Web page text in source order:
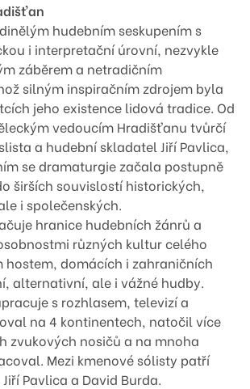
hudebním seskupením s
i interpretační úrovní, nezvykle
záběrem a netradičním
silným inspiračním zdrojem byla
jeho existence lidová tradice. Od
vedoucím Hradišťanu tvůrčí
a hudební skladatel Jiří Pavlica,
se dramaturgie začala postupně
širších souvislostí historických,
i společenských.
hranice hudebních žánrů a
různých kultur celého
hostem, domácích i zahraničních
alternativní, ale i vážné hudby.
s rozhlasem, televizí a
na 4 kontinentech, natočil více
zvukových nosičů a na mnoha
Mezi kmenové sólisty patří
Pavlica a David Burda.